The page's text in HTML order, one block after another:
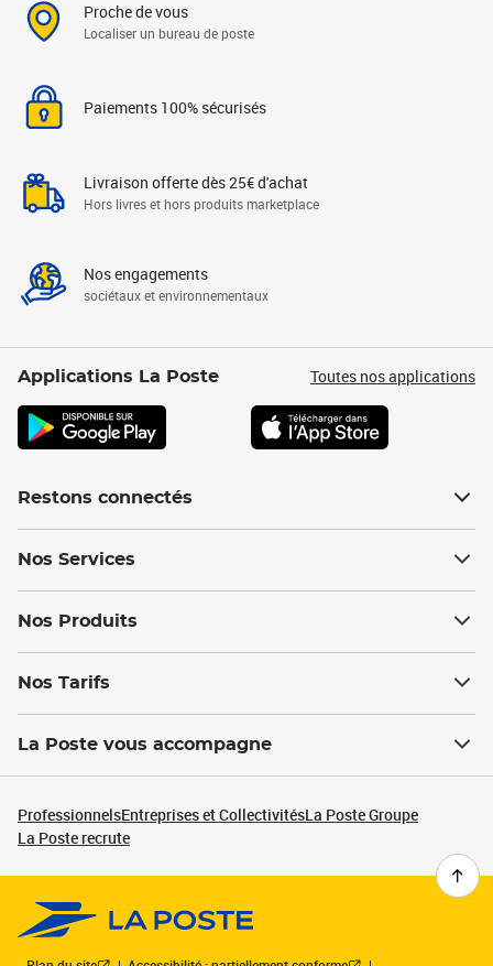
Proche de vous
Localiser un bureau de poste
Paiements 100% sécurisés
Livraison offerte dès 25€ d'achat
Hors livres et hors produits marketplace
Nos engagements
sociétaux et environnementaux
Applications La Poste Toutes nos applications
Restons connectés
Nos Services
Nos Produits
Nos Tarifs
La Poste vous accompagne
ProfessionnelsEntreprises et CollectivitésLa Poste Groupe
La Poste recrute